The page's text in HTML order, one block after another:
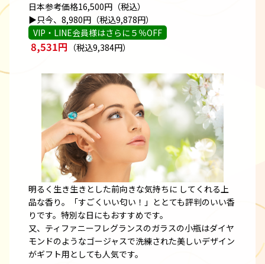
日本参考価格16,500円（税込）
▶只今、8,980円（税込9,878円）
VIP・LINE会員様はさらに５％OFF
8,531円 （税込9,384円）
明るく生き生きとした前向きな気持ちに してくれる上
品な香り。「すごくいい匂い！」ととても評判のいい香
りです。特別な日にもおすすめです。
又、ティファニーフレグランスのガラスの小瓶はダイヤ
モンドのようなゴージャスで洗練された美しいデザイン
がギフト用としても人気です。